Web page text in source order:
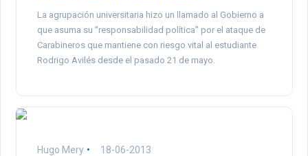
La agrupación universitaria hizo un llamado al Gobierno a
que asuma su “responsabilidad política” por el ataque de
Carabineros que mantiene con riesgo vital al estudiante
Rodrigo Avilés desde el pasado 21 de mayo.
Hugo Mery 18-06-2013